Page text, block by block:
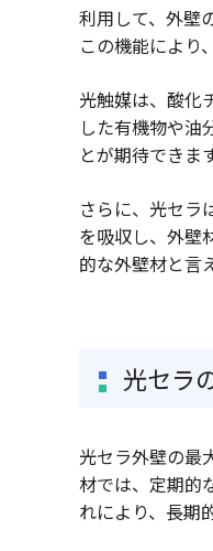
利用して、外壁
この機能により
光触媒は、酸化
した有機物や油
とが期待できます
さらに、光セラ
を吸収し、外壁
的な外壁材と言
光セラ
光セラ外壁の最
材では、定期的
れにより、長期